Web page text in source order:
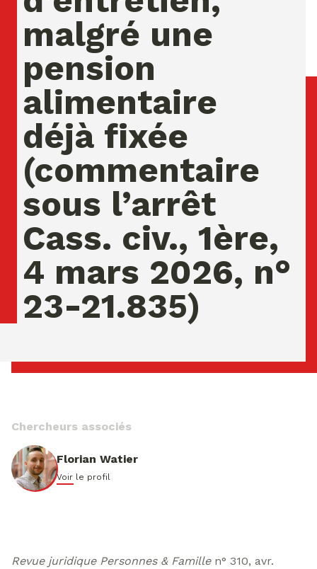
malgré une
pension
alimentaire
déjà fixée
(commentaire
sous l’arrêt
Cass. civ., 1ère,
4 mars 2026, n°
23-21.835)
Chercheurs associés
Florian Watier
Voir le profil
Revue juridique Personnes & Famille n° 310, avr.